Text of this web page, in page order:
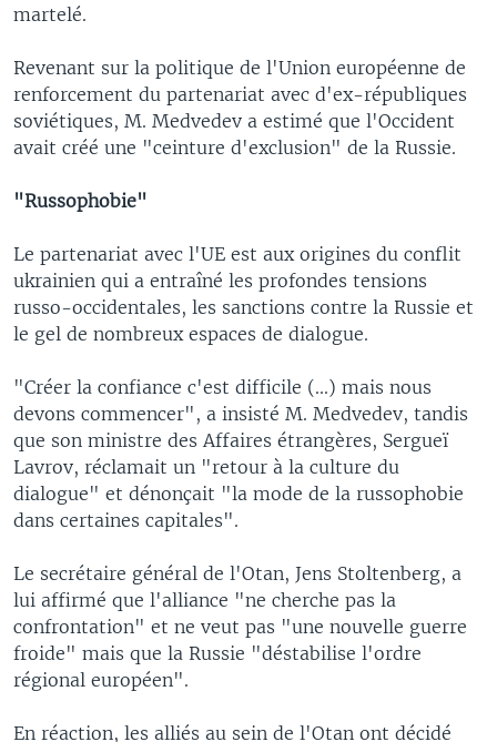
martelé.
Revenant sur la politique de l'Union européenne de
renforcement du partenariat avec d'ex-républiques
soviétiques, M. Medvedev a estimé que l'Occident
avait créé une "ceinture d'exclusion" de la Russie.
"Russophobie"
Le partenariat avec l'UE est aux origines du conflit
ukrainien qui a entraîné les profondes tensions
russo-occidentales, les sanctions contre la Russie et
le gel de nombreux espaces de dialogue.
"Créer la confiance c'est difficile (...) mais nous
devons commencer", a insisté M. Medvedev, tandis
que son ministre des Affaires étrangères, Sergueï
Lavrov, réclamait un "retour à la culture du
dialogue" et dénonçait "la mode de la russophobie
dans certaines capitales".
Le secrétaire général de l'Otan, Jens Stoltenberg, a
lui affirmé que l'alliance "ne cherche pas la
confrontation" et ne veut pas "une nouvelle guerre
froide" mais que la Russie "déstabilise l'ordre
régional européen".
En réaction, les alliés au sein de l'Otan ont décidé